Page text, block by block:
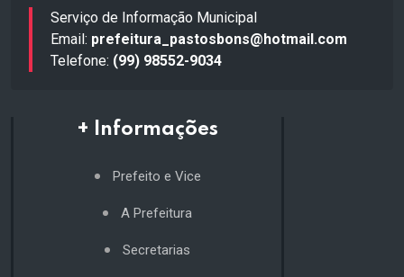
Serviço de Informação Municipal
Email: prefeitura_pastosbons@hotmail.com
Telefone: (99) 98552-9034
+ Informações
Prefeito e Vice
A Prefeitura
Secretarias